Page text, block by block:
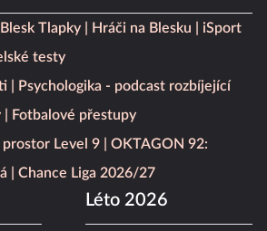
Blesk Tlapky Hráči na Blesku
iSport
testy
Psychologika - podcast rozbíjející
Fotbalové přestupy
prostor Level 9
OKTAGON 92:
Chance Liga 2026/27
Léto 2026